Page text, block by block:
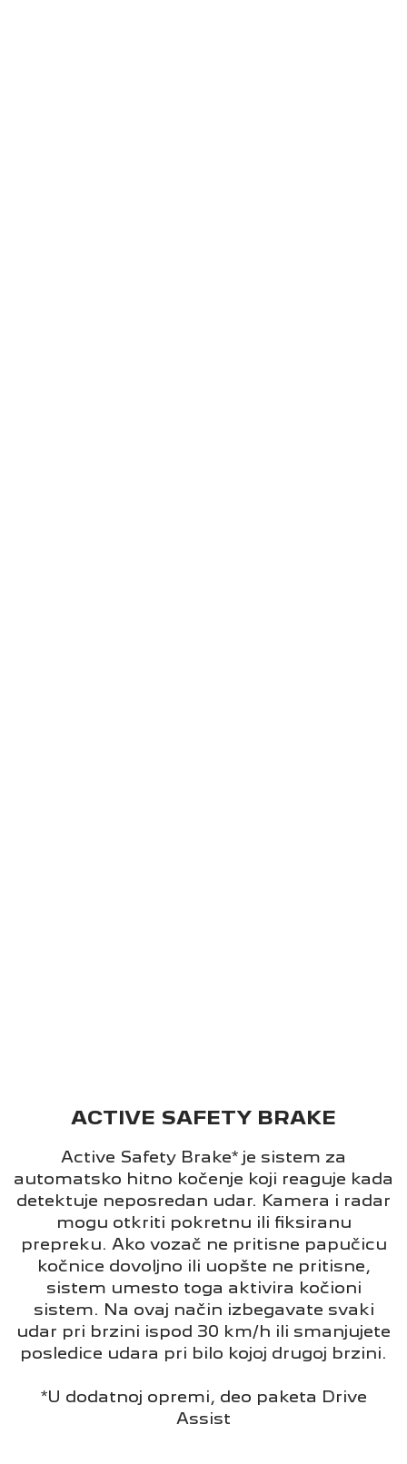
ACTIVE SAFETY BRAKE
Active Safety Brake* je sistem za
automatsko hitno kočenje koji reaguje kada
detektuje neposredan udar. Kamera i radar
mogu otkriti pokretnu ili fiksiranu
prepreku. Ako vozač ne pritisne papučicu
kočnice dovoljno ili uopšte ne pritisne,
sistem umesto toga aktivira kočioni
sistem. Na ovaj način izbegavate svaki
udar pri brzini ispod 30 km/h ili smanjujete
posledice udara pri bilo kojoj drugoj brzini.
*U dodatnoj opremi, deo paketa Drive
Assist